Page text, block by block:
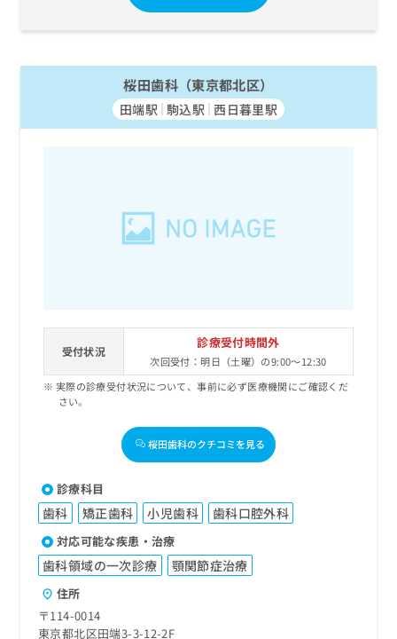
桜田歯科（東京都北区）
田端駅 駒込駅 西日暮里駅
受付状況
診療受付時間外
次回受付：明日（土曜）の9:00～12:30
実際の診療受付状況について、事前に必ず医療機関にご確認くだ
さい。
桜田歯科のクチコミを見る
診療科目
歯科 矯正歯科 小児歯科 歯科口腔外科
対応可能な疾患・治療
歯科領域の一次診療 顎関節症治療
住所
〒114-0014
東京都北区田端3-3-12-2F